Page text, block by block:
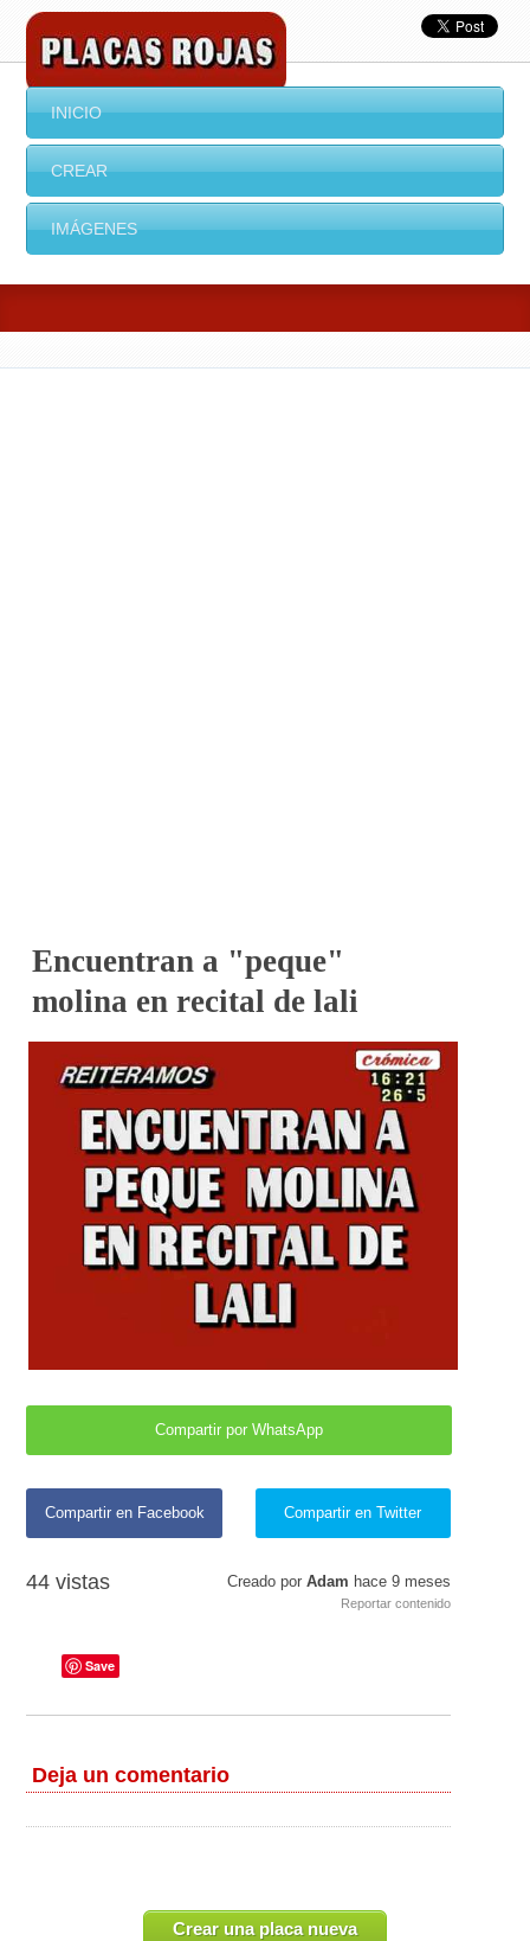
INICIO
CREAR
IMÁGENES
Encuentran a "peque"
molina en recital de lali
Compartir por WhatsApp
Compartir en Facebook Compartir en Twitter
44 vistas Creado porAdam hace9 meses
Reportar contenido
Save
Deja un comentario
Crear una placa nueva